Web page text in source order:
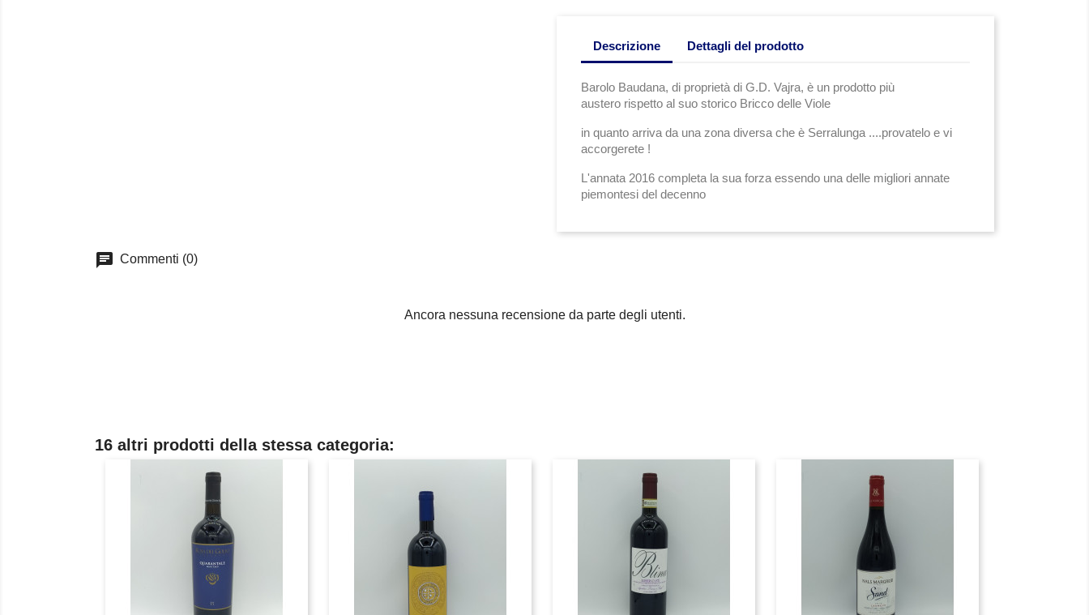
Descrizione Dettagli del prodotto
Barolo Baudana, di proprietà di G.D. Vajra, è un prodotto più
austero rispetto al suo storico Bricco delle Viole
in quanto arriva da una zona diversa che è Serralunga ....provatelo e vi
accorgerete !
L'annata 2016 completa la sua forza essendo una delle migliori annate
piemontesi del decenno
chat Commenti (0)
Ancora nessuna recensione da parte degli utenti.
16 altri prodotti della stessa categoria: